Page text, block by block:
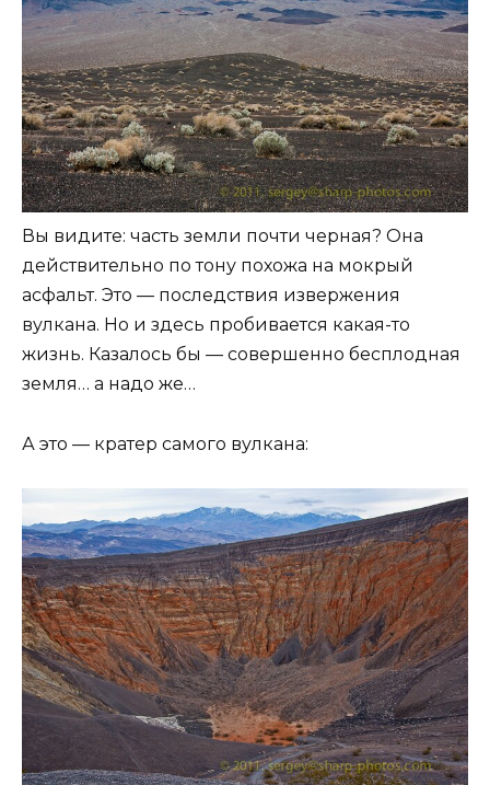
Вы видите: часть земли почти черная? Она
действительно по тону похожа на мокрый
асфальт. Это — последствия извержения
вулкана. Но и здесь пробивается какая-то
жизнь. Казалось бы — совершенно бесплодная
земля… а надо же…
А это — кратер самого вулкана: